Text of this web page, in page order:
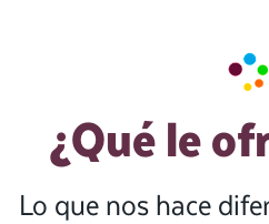
¿Qué le
Lo que nos hace